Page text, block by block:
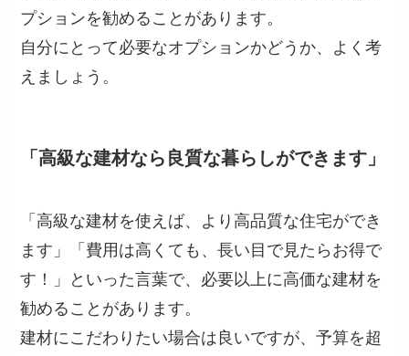
プションを勧めることがあります。
自分にとって必要なオプションかどうか、よく考
えましょう。
「高級な建材なら良質な暮らしができます」
「高級な建材を使えば、より高品質な住宅ができ
ます」「費用は高くても、長い目で見たらお得で
す！」といった言葉で、必要以上に高価な建材を
勧めることがあります。
建材にこだわりたい場合は良いですが、予算を超